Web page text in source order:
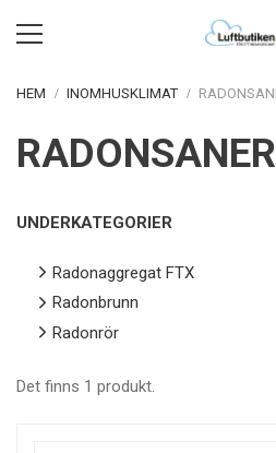
HEM INOMHUSKLIMAT
UNDERKATEGORIER
Radonaggregat FTX
Radonbrunn
Radonrör
Det finns 1 produkt.